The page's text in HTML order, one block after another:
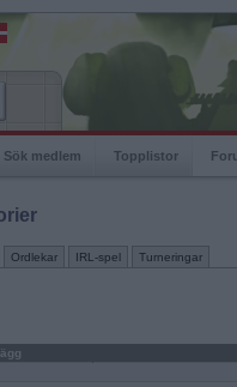
Sök medlem Topplistor
Ordlekar IRL-spel Turneringar